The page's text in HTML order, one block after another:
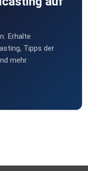
Erhalte
Tipps der
mehr.